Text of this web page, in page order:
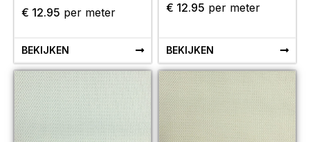
€ 12.95 per meter
BEKIJKEN
€ 12.95 per meter
BEKIJKEN